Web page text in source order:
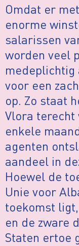
Omdat er
enorme
salarissen
worden veel
medeplichtig
voor een
op. Zo staat
Vlora terecht
enkele
agenten
aandeel in
Hoewel de
Unie voor
toekomst
en de zware
Staten ertoe